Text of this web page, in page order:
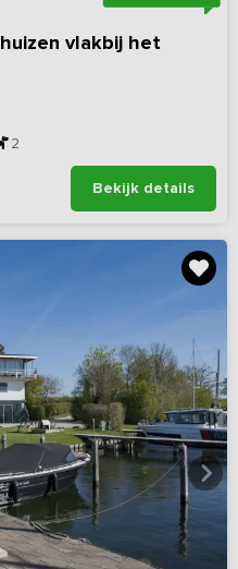
vlakbij het
2
Bekijk details